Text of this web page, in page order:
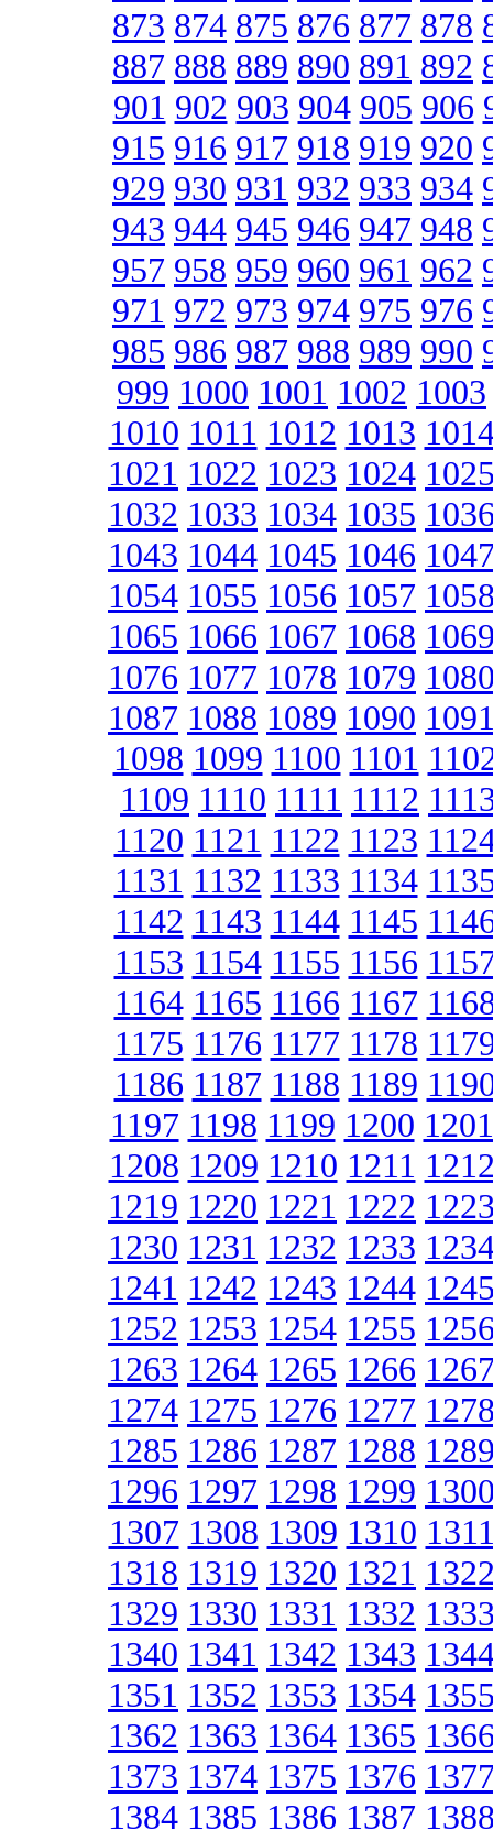
873 874 875 876 877 878
887 888 889 890 891 892
901 902 903 904 905 906
915 916 917 918 919 920
929 930 931 932 933 934
943 944 945 946 947 948
957 958 959 960 961 962
971 972 973 974 975 976
985 986 987 988 989 990
999 1000 1001 1002 1003
1010 1011 1012 1013
1021 1022 1023 1024
1032 1033 1034 1035
1043 1044 1045 1046
1054 1055 1056 1057
1065 1066 1067 1068
1076 1077 1078 1079
1087 1088 1089 1090
1098 1099 1100 1101
1109 1110 1111 1112
1120 1121 1122 1123
1131 1132 1133 1134
1142 1143 1144 1145
1153 1154 1155 1156
1164 1165 1166 1167
1175 1176 1177 1178
1186 1187 1188 1189
1197 1198 1199 1200 1201
1208 1209 1210 1211
1219 1220 1221 1222
1230 1231 1232 1233
1241 1242 1243 1244
1252 1253 1254 1255
1263 1264 1265 1266
1274 1275 1276 1277
1285 1286 1287 1288
1296 1297 1298 1299
1307 1308 1309 1310
1318 1319 1320 1321
1329 1330 1331 1332
1340 1341 1342 1343
1351 1352 1353 1354
1362 1363 1364 1365
1373 1374 1375 1376
1384 1385 1386 1387